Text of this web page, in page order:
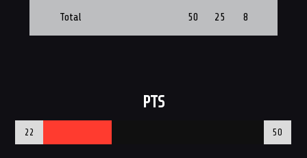
Total 50 25 8
PTS
22 50